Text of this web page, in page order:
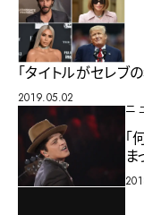
「タイトルがセレブ
2019.05.02
ニ
「
ま